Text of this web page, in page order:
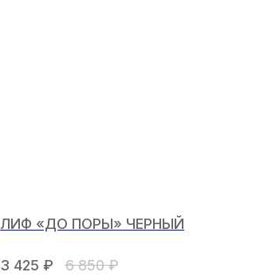
ЛИФ «ДО ПОРЫ» ЧЕРНЫЙ
3 425 ₽ 6 850 ₽